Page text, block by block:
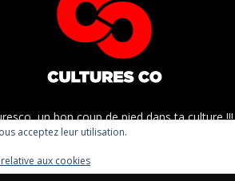
un bon coup de pied dans ta culture !!!
acceptez leur utilisation.
aux cookies